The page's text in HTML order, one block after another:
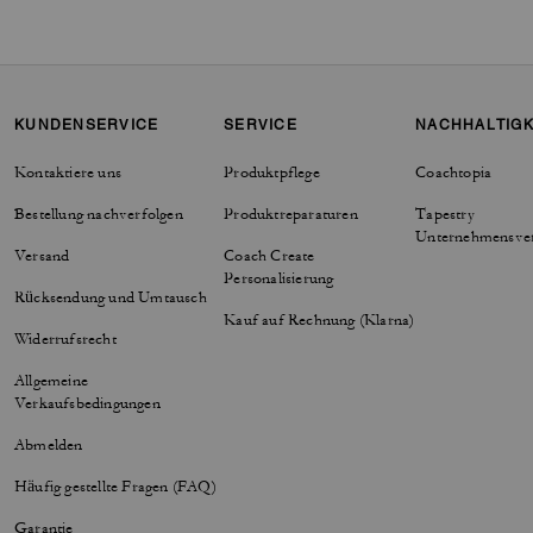
KUNDENSERVICE
Kontaktiere uns
Bestellung nachverfolgen
Versand
Rücksendung und Umtausch
Widerrufsrecht
Allgemeine
Verkaufsbedingungen
Abmelden
Häufig gestellte Fragen (FAQ)
Garantie
SERVICE
Produktpflege
Produktreparaturen
Coach Create
Personalisierung
Kauf auf Rechnung (Klarna)
Coachtopia
Tapestry